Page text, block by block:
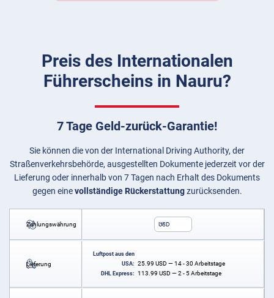
Preis des Internationalen
Führerscheins in Nauru?
7 Tage Geld-zurück-Garantie!
Sie können die von der International Driving Authority, der
Straßenverkehrsbehörde, ausgestellten Dokumente jederzeit vor der
Lieferung oder innerhalb von 7 Tagen nach Erhalt des Dokuments
gegen einevollständige Rückerstattungzurücksenden.
Zahlungswährung USD
Lieferung
Luftpost aus den
USA: 25.99 USD — 14 - 30 Arbeitstage
DHL Express: 113.99 USD — 2 - 5 Arbeitstage